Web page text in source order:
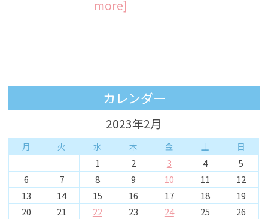
more]
カレンダー
2023年2月
月 火 水 木 金 土 日
1 2 3 4
5
6
7 8 9 10 11
12
13
14 15 16 17 18
19
20
21 22 23 24 25
26